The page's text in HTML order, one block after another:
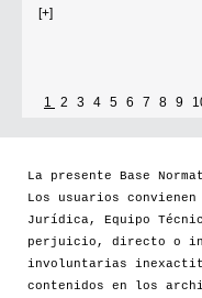
[+]
1 2 3 4 5 6 7 8 9
La presente Base
Los usuarios
Jurídica, Equipo
perjuicio, directo o
involuntarias
contenidos en los